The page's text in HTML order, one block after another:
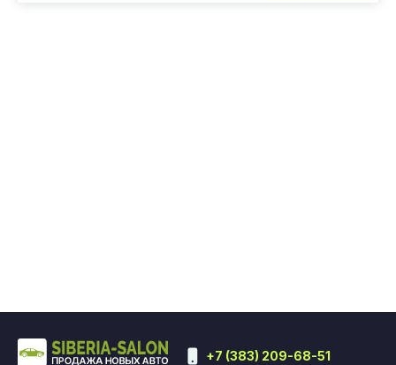
+7 (383) 209-68-51